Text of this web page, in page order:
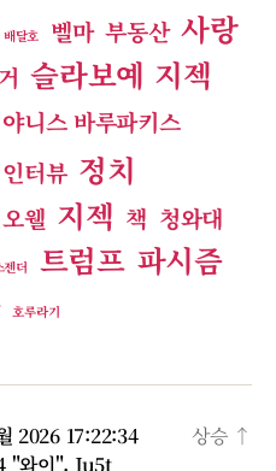
배달호 벨마 부동산 사랑
슬라보예 지젝
야니스 바루파키스
인터뷰 정치
웰 지젝 책 청와대
젠더 트럼프 파시즘
호루라기
2026 17:22:34
"와이". Ju5t
상승 ↑